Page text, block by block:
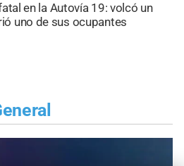
en la Autovía 19: volcó un
uno de sus ocupantes